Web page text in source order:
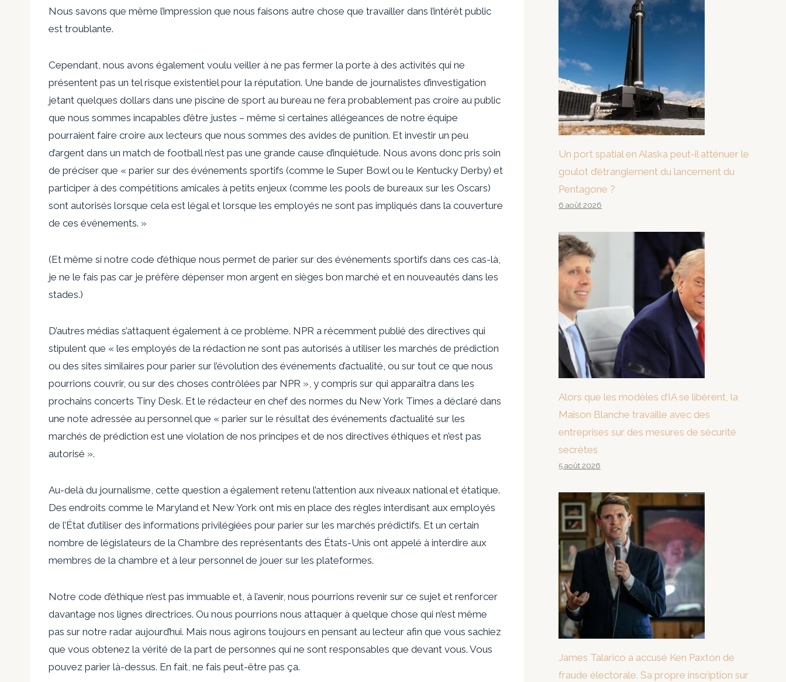
Nous savons que même l’impression que nous faisons autre chose que travailler dans l’intérêt public
est troublante.
Cependant, nous avons également voulu veiller à ne pas fermer la porte à des activités qui ne
présentent pas un tel risque existentiel pour la réputation. Une bande de journalistes d’investigation
jetant quelques dollars dans une piscine de sport au bureau ne fera probablement pas croire au public
que nous sommes incapables d’être justes – même si certaines allégeances de notre équipe
pourraient faire croire aux lecteurs que nous sommes des avides de punition. Et investir un peu
d’argent dans un match de football n’est pas une grande cause d’inquiétude. Nous avons donc pris soin
de préciser que « parier sur des événements sportifs (comme le Super Bowl ou le Kentucky Derby) et
participer à des compétitions amicales à petits enjeux (comme les pools de bureaux sur les Oscars)
sont autorisés lorsque cela est légal et lorsque les employés ne sont pas impliqués dans la couverture
de ces événements. »
(Et même si notre code d’éthique nous permet de parier sur des événements sportifs dans ces cas-là,
je ne le fais pas car je préfère dépenser mon argent en sièges bon marché et en nouveautés dans les
stades.)
D’autres médias s’attaquent également à ce problème. NPR a récemment publié des directives qui
stipulent que « les employés de la rédaction ne sont pas autorisés à utiliser les marchés de prédiction
ou des sites similaires pour parier sur l’évolution des événements d’actualité, ou sur tout ce que nous
pourrions couvrir, ou sur des choses contrôlées par NPR », y compris sur qui apparaîtra dans les
prochains concerts Tiny Desk. Et le rédacteur en chef des normes du New York Times a déclaré dans
une note adressée au personnel que « parier sur le résultat des événements d’actualité sur les
marchés de prédiction est une violation de nos principes et de nos directives éthiques et n’est pas
autorisé ».
Au-delà du journalisme, cette question a également retenu l’attention aux niveaux national et étatique.
Des endroits comme le Maryland et New York ont ​​mis en place des règles interdisant aux employés
de l’État d’utiliser des informations privilégiées pour parier sur les marchés prédictifs. Et un certain
nombre de législateurs de la Chambre des représentants des États-Unis ont appelé à interdire aux
membres de la chambre et à leur personnel de jouer sur les plateformes.
Notre code d’éthique n’est pas immuable et, à l’avenir, nous pourrions revenir sur ce sujet et renforcer
davantage nos lignes directrices. Ou nous pourrions nous attaquer à quelque chose qui n’est même
pas sur notre radar aujourd’hui. Mais nous agirons toujours en pensant au lecteur afin que vous sachiez
que vous obtenez la vérité de la part de personnes qui ne sont responsables que devant vous. Vous
pouvez parier là-dessus. En fait, ne fais peut-être pas ça.
Un port spatial en Alaska peut-il atténuer le
goulot d’étranglement du lancement du
Pentagone ?
6 août 2026
Alors que les modèles d’IA se libèrent, la
Maison Blanche travaille avec des
entreprises sur des mesures de sécurité
secrètes
5 août 2026
James Talarico a accusé Ken Paxton de
fraude électorale. Sa propre inscription sur